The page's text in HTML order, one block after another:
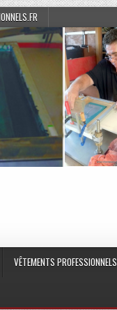
VÊTEMENTS PROFESSIONNELS